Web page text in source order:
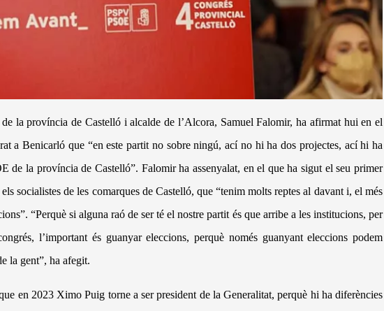
la província de Castelló i alcalde de l’Alcora, Samuel Falomir, ha afirmat hui en el
a Benicarló que “en este partit no sobre ningú, ací no hi ha dos projectes, acíhi ha
de la província de Castelló”. Falomir ha assenyalat, en el que ha sigut el seu primer
socialistes de les comarques de Castelló, que “tenim molts reptes al davant i, el més
“Perquè si alguna raó de ser téel nostre partit és que arribe a les institucions, per
és, l’important és guanyar eleccions, perquè només guanyant eleccions podem
la gent”, ha afegit.
en 2023 Ximo Puig torne a ser president de la Generalitat, perquè hi ha diferències